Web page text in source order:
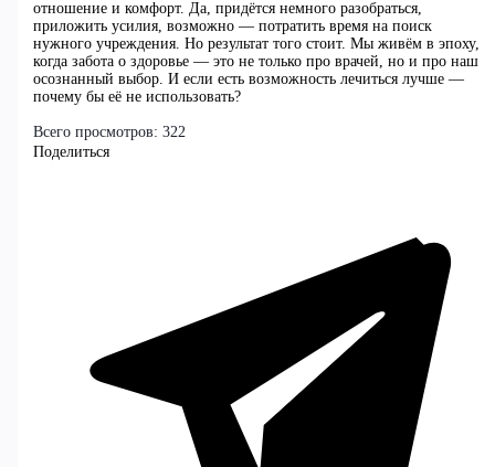
отношение и комфорт. Да, придётся немного разобраться,
приложить усилия, возможно — потратить время на поиск
нужного учреждения. Но результат того стоит. Мы живём в эпоху,
когда забота о здоровье — это не только про врачей, но и про наш
осознанный выбор. И если есть возможность лечиться лучше —
почему бы её не использовать?
Всего просмотров: 322
Поделиться